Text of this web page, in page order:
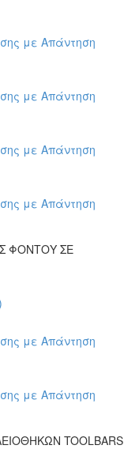
με Απάντηση
με Απάντηση
με Απάντηση
με Απάντηση
ΦΟΝΤΟΥ ΣΕ
με Απάντηση
με Απάντηση
TOOLBARS